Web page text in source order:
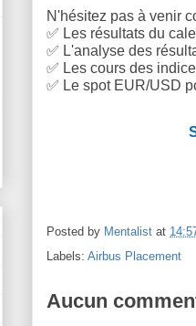
N'hésitez pas à venir
✅ Les résultats du
✅ L'analyse des
✅ Les cours des
✅ Le spot EUR/USD
Posted by Mentalist at
Labels: Airbus Placement
Aucun